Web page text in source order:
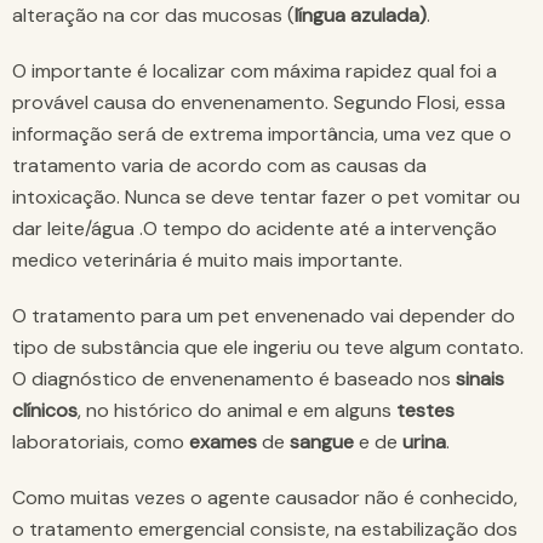
alteração na cor das mucosas (língua azulada).
O importante é localizar com máxima rapidez qual foi a
provável causa do envenenamento. Segundo Flosi, essa
informação será de extrema importância, uma vez que o
tratamento varia de acordo com as causas da
intoxicação. Nunca se deve tentar fazer o pet vomitar ou
dar leite/água .O tempo do acidente até a intervenção
medico veterinária é muito mais importante.
O tratamento para um pet envenenado vai depender do
tipo de substância que ele ingeriu ou teve algum contato.
O diagnóstico de envenenamento é baseado nos sinais
clínicos, no histórico do animal e em alguns testes
laboratoriais, como examesde sanguee de urina.
Como muitas vezes o agente causador não é conhecido,
o tratamento emergencial consiste, na estabilização dos